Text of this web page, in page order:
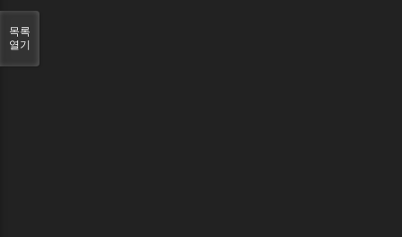
목록
열기